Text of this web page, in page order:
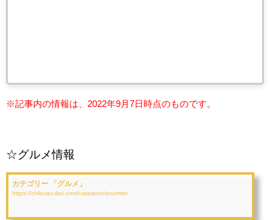
※記事内の情報は、2022年9月7日時点のものです。
☆グルメ情報
カテゴリー 「グルメ」
https://chikugo-ikoi.com/category/gourmet